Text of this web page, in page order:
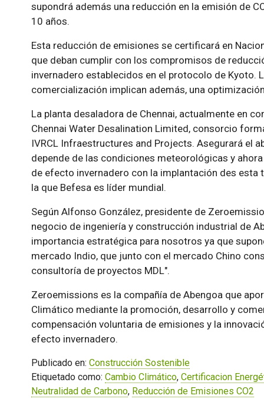
supondrá además una reducción en la emisión de
10 años.
Esta reducción de emisiones se certificará en
que deban cumplir con los compromisos de
invernadero establecidos en el protocolo de Kyoto.
comercialización implican además, una
La planta desaladora de Chennai, actualmente en
Chennai Water Desalination Limited, consorcio
IVRCL Infraestructures and Projects. Asegurará el
depende de las condiciones meteorológicas y
de efecto invernadero con la implantación des esta
la que Befesa es líder mundial.
Según Alfonso González, presidente de
negocio de ingeniería y construcción industrial de
importancia estratégica para nosotros ya que
mercado Indio, que junto con el mercado Chino
consultoría de proyectos MDL".
Zeroemissions es la compañía de Abengoa que
Climático mediante la promoción, desarrollo y
compensación voluntaria de emisiones y la
efecto invernadero.
Publicado en: Construcción Sostenible
Etiquetado como: Cambio Climático, Certificacion
Neutralidad de Carbono, Reducción de Emisiones CO2